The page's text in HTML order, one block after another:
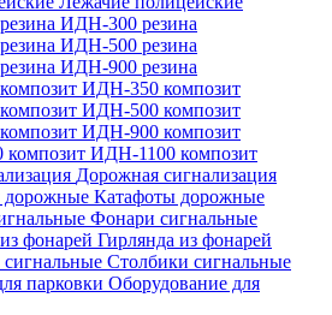
ИДН-300 резина
ИДН-500 резина
ИДН-900 резина
ИДН-350 композит
ИДН-500 композит
ИДН-900 композит
ИДН-1100 композит
Дорожная сигнализация
Катафоты дорожные
Фонари сигнальные
Гирлянда из фонарей
Столбики сигнальные
Оборудование для